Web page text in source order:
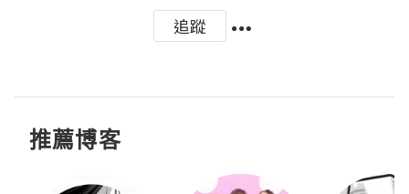
追蹤
推薦博客